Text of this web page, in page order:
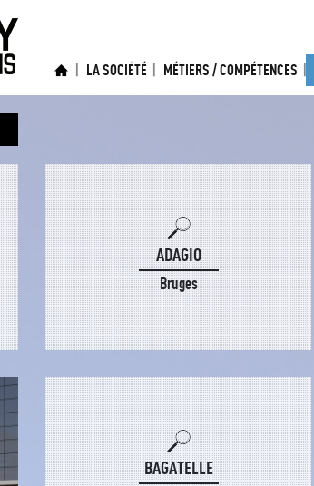
LA SOCIÉTÉ MÉTIERS / COMPÉTENCES
ADAGIO
Bruges
BAGATELLE